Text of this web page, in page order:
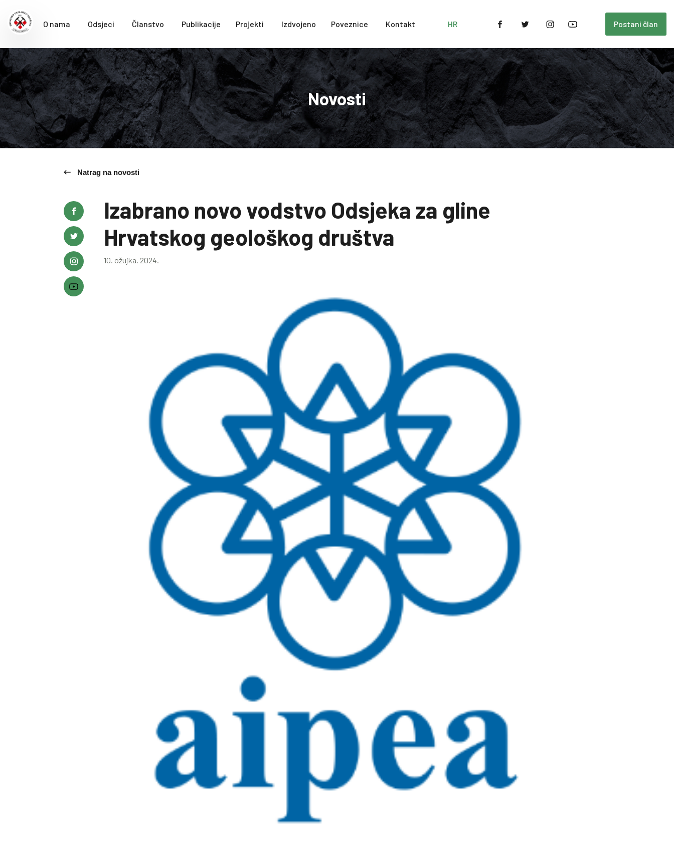
O nama Odsjeci Članstvo Publikacije Projekti Izdvojeno Poveznice Kontakt HR Postani član
Novosti
Natrag na novosti
Izabrano novo vodstvo Odsjeka za gline
Hrvatskog geološkog društva
10. ožujka. 2024.